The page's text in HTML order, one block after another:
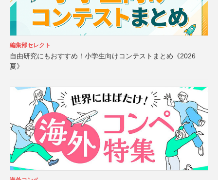
編集部セレクト
自由研究にもおすすめ！小学生向けコンテストまとめ《2026
夏》